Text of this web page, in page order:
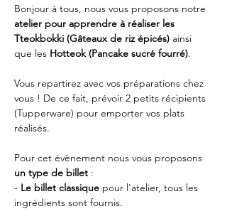
Bonjour à tous, nous vous proposons notre
atelier pour apprendre à réaliser les
Tteokbokki (Gâteaux de riz épicés) ainsi
que les Hotteok (Pancake sucré fourré).
Vous repartirez avec vos préparations chez
vous ! De ce fait, prévoir 2 petits récipients
(Tupperware) pour emporter vos plats
réalisés.
Pour cet évènement nous vous proposons
un type de billet :
- Le billet classique pour l'atelier, tous les
ingrédients sont fournis.